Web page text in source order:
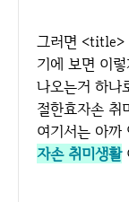
그러면 <title>
기에 보면 이
나오는거 하나
절한효자손 취
여기서는 아까
자손 취미생활